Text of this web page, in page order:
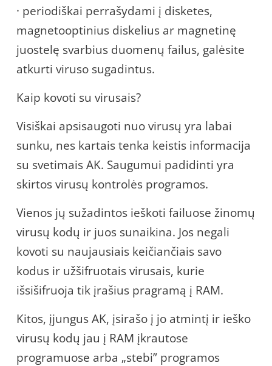
· periodiškai perrašydami į disketes,
magnetooptinius diskelius ar magnetinę
juostelę svarbius duomenų failus, galėsite
atkurti viruso sugadintus.
Kaip kovoti su virusais?
Visiškai apsisaugoti nuo virusų yra labai
sunku, nes kartais tenka keistis informacija
su svetimais AK. Saugumui padidinti yra
skirtos virusų kontrolės programos.
Vienos jų sužadintos ieškoti failuose žinomų
virusų kodų ir juos sunaikina. Jos negali
kovoti su naujausiais keičiančiais savo
kodus ir užšifruotais virusais, kurie
išsišifruoja tik įrašius pragramą į RAM.
Kitos, įjungus AK, įsirašo į jo atmintį ir ieško
virusų kodų jau į RAM įkrautose
programuose arba „stebi” programos